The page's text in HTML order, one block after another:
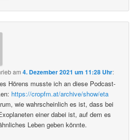
am4. Dezember 2021 um 11:28 Uhr:
Hörens musste ich an diese Podcast-
https://cropfm.at/archive/show/eta
wie wahrscheinlich es ist, dass bei
einer dabei ist, auf dem es
Leben geben könnte.